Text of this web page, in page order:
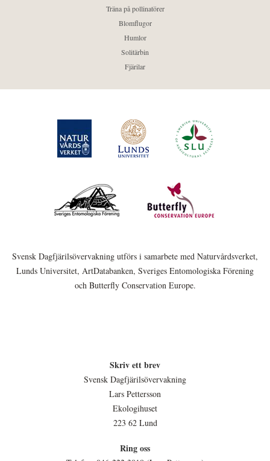
Träna på pollinatörer
Blomflugor
Humlor
Solitärbin
Fjärilar
Svensk Dagfjärilsövervakning utförs i samarbete med Naturvårdsverket,
Lunds Universitet, ArtDatabanken, Sveriges Entomologiska Förening
och Butterfly Conservation Europe.
Skriv ett brev
Svensk Dagfjärilsövervakning
Lars Pettersson
Ekologihuset
223 62 Lund
Ring oss